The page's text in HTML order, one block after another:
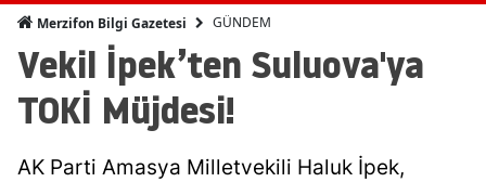
Merzifon Bilgi Gazetesi GÜNDEM
Vekil İpek’ten Suluova'ya
TOKİ Müjdesi!
AK Parti Amasya Milletvekili Haluk İpek,